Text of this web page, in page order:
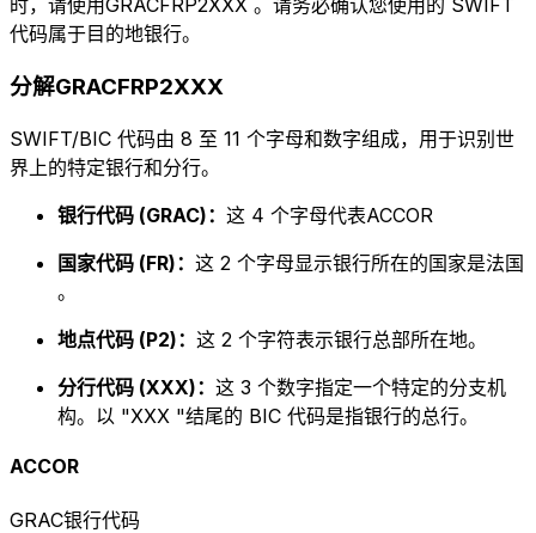
代码属于目的地银行。
分解GRACFRP2XXX
SWIFT/BIC 代码由 8 至 11 个字母和数字组成，用于识别世
界上的特定银行和分行。
银行代码 (GRAC)： 这 4 个字母代表ACCOR
国家代码 (FR)： 这 2 个字母显示银行所在的国家是法国
。
地点代码 (P2)： 这 2 个字符表示银行总部所在地。
分行代码 (XXX)： 这 3 个数字指定一个特定的分支机
构。以 "XXX "结尾的 BIC 代码是指银行的总行。
ACCOR
GRAC银行代码